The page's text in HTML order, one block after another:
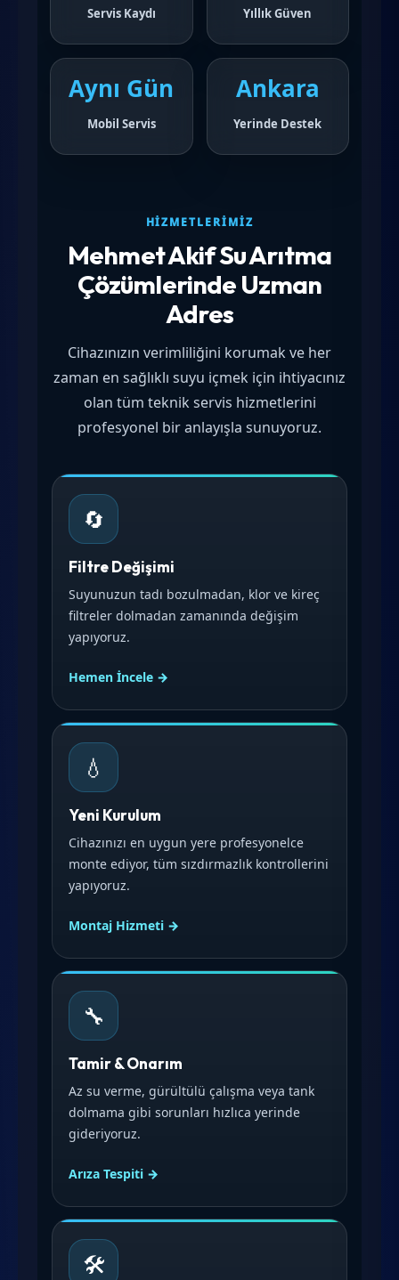
Servis Kaydı Yıllık Güven
Aynı Gün
Mobil Servis
Ankara
Yerinde Destek
HIZMETLERIMIZ
Mehmet Akif Su Arıtma
Çözümlerinde Uzman
Adres
Cihazınızın verimliliğini korumak ve her
zaman en sağlıklı suyu içmek için ihtiyacınız
olan tüm teknik servis hizmetlerini
profesyonel bir anlayışla sunuyoruz.
🔄
Filtre Değişimi
Suyunuzun tadı bozulmadan, klor ve kireç
filtreler dolmadan zamanında değişim
yapıyoruz.
Hemen İncele →
💧
Yeni Kurulum
Cihazınızı en uygun yere profesyonelce
monte ediyor, tüm sızdırmazlık kontrollerini
yapıyoruz.
Montaj Hizmeti →
🔧
Tamir & Onarım
Az su verme, gürültülü çalışma veya tank
dolmama gibi sorunları hızlıca yerinde
gideriyoruz.
Arıza Tespiti →
🛠️